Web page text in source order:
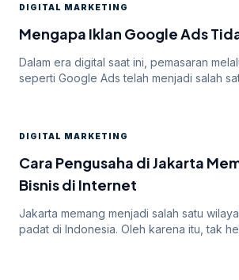
DIGITAL MARKETING
Mengapa Iklan Google Ads
Dalam era digital saat ini, pemasaran
seperti Google Ads telah menjadi salah
menghadapi tantangan dalam
iklan mereka. Dalam artikel ini, kita akan
mengapa […]
DIGITAL MARKETING
Cara Pengusaha di Jakarta
Bisnis di Internet
Jakarta memang menjadi salah satu
padat di Indonesia. Oleh karena itu, tak